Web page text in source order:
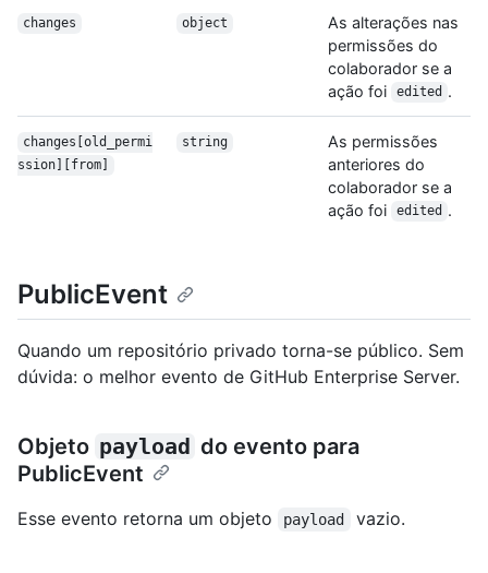
changes object
As alterações nas
permissões do
colaborador se a
ação foi
edited .
changes[old_permi
ssion][from]
string
As permissões
anteriores do
colaborador se a
ação foi
edited .
PublicEvent
Quando um repositório privado torna-se público. Sem
dúvida: o melhor evento de GitHub Enterprise Server.
Objeto payload do evento para
PublicEvent
Esse evento retorna um objeto payload vazio.